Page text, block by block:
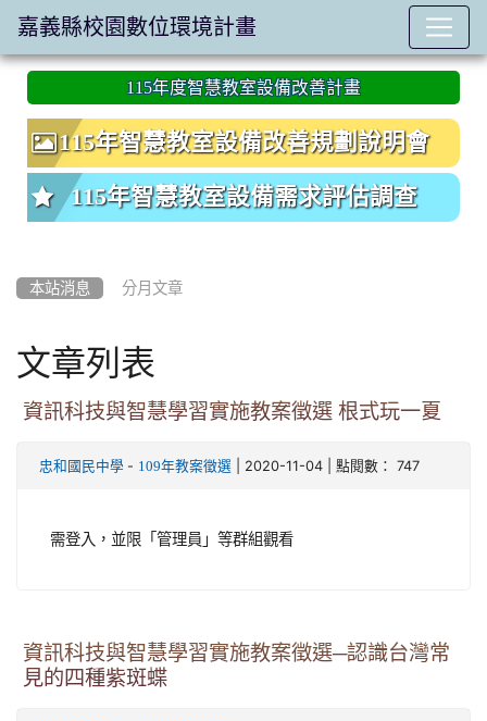
:::
115年度智慧教室設備改善計畫
115年智慧教室設備改善規劃說明會
115年智慧教室設備需求評估調查
本站消息 分月文章
文章列表
資訊科技與智慧學習實施教案徵選 根式玩一夏
忠和國民中學 - 109年教案徵選 | 2020-11-04 | 點閱數： 747
需登入，並限「管理員」等群組觀看
資訊科技與智慧學習實施教案徵選─認識台灣常
見的四種紫斑蝶
嘉義縣校園數位環境計畫